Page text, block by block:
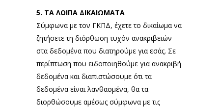
5. ΤΑ ΛΟΙΠΑ ΔΙΚΑΙΩΜΑΤΑ
Σύμφωνα με τον ΓΚΠΔ, έχετε το δικαίωμα να
ζητήσετε τη διόρθωση τυχόν ανακριβειών
στα δεδομένα που διατηρούμε για εσάς. Σε
περίπτωση που ειδοποιηθούμε για ανακριβή
δεδομένα και διαπιστώσουμε ότι τα
δεδομένα είναι λανθασμένα, θα τα
διορθώσουμε αμέσως σύμφωνα με τις